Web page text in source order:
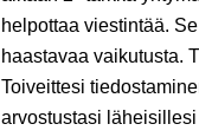
helpottaa viestintää.
haastavaa vaikutusta.
Toiveittesi
arvostustasi